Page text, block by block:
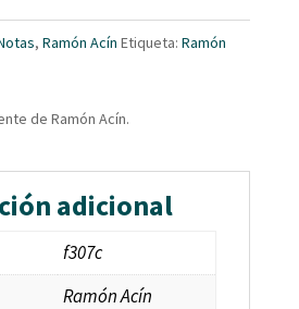
, Ramón Acín Etiqueta: Ramón
de Ramón Acín.
adicional
f307c
Ramón Acín